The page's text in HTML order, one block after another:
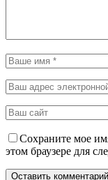
Сохраните мое
этом браузере для